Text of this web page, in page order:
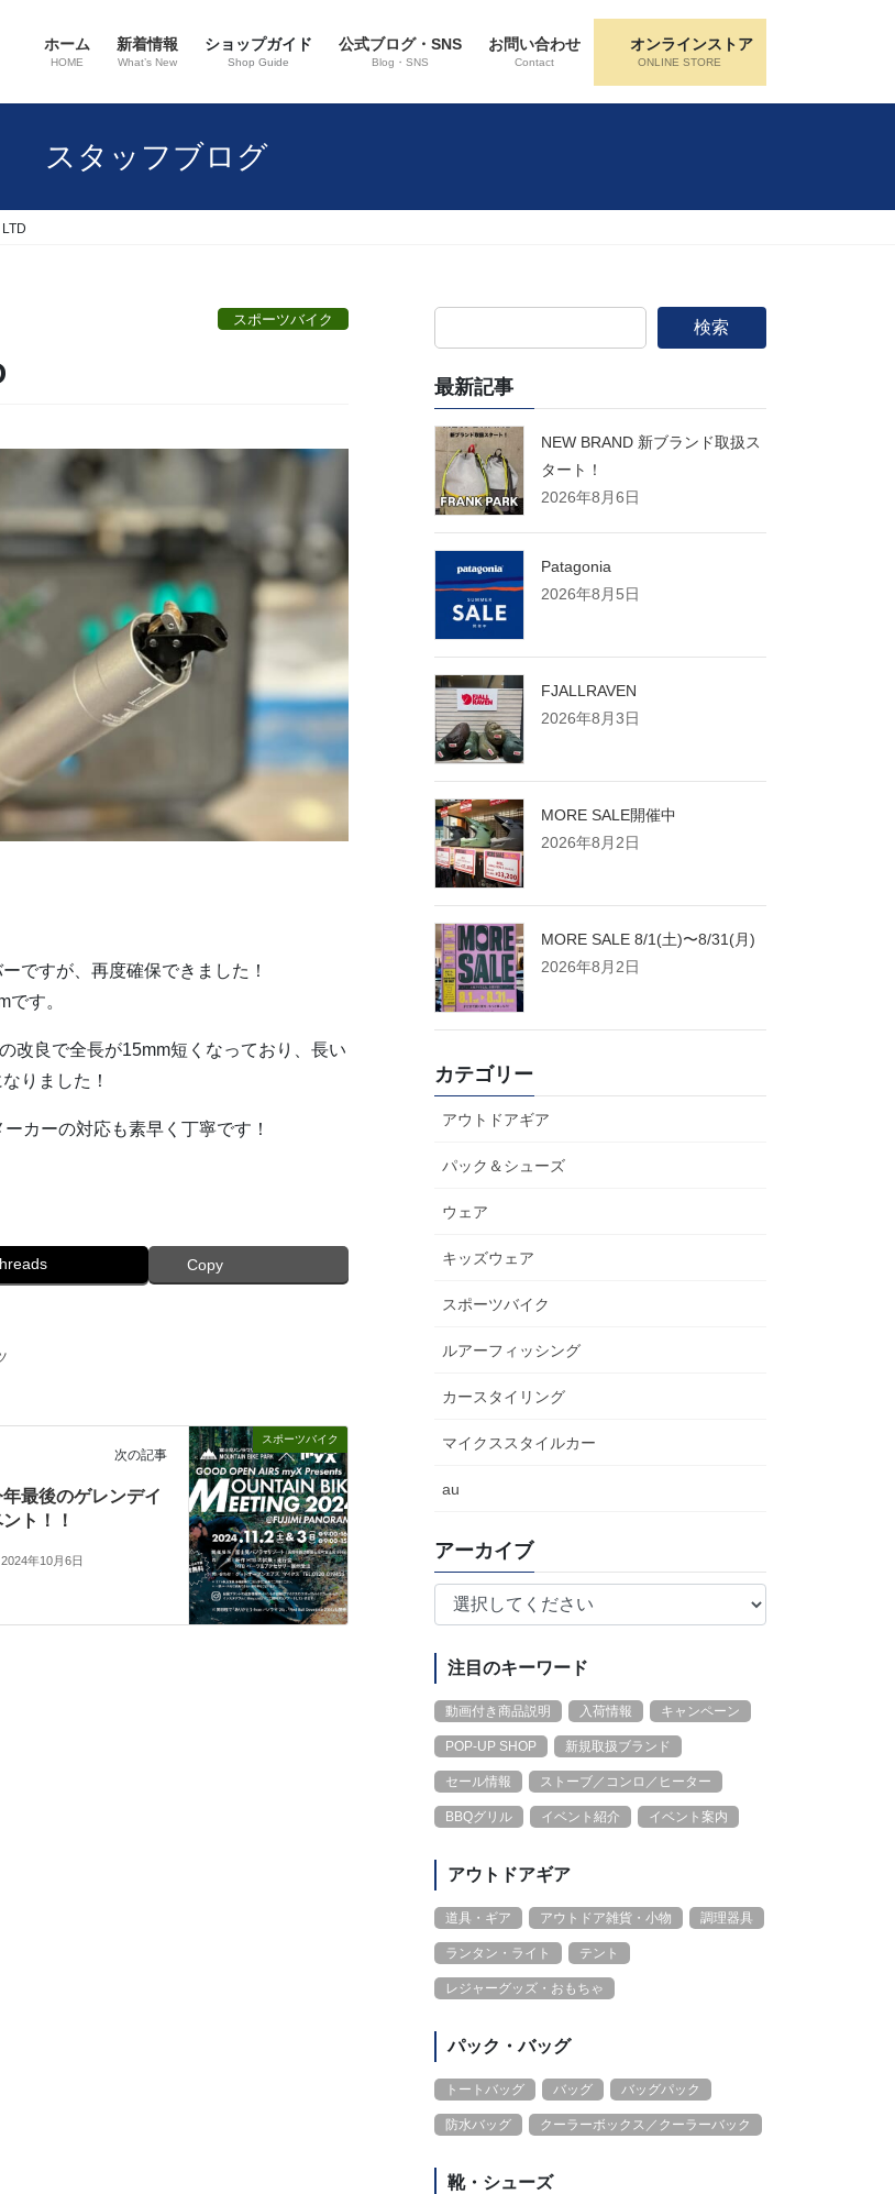
ホーム
HOME
新着情報
What’s New
ショップガイド
Shop Guide
公式ブログ・SNS
Blog・SNS
お問い合わせ
Contact
オンラインストア
ONLINE STORE
スタッフブログ
スポーツバイク
ですが、再度確保できました！
す。
改良で全長が15mm短くなっており、長い
りました！
カーの対応も素早く丁寧です！
Copy
スポーツバイク
次の記事
年最後のゲレンデイ
ト！！
2024年10月6日
検索
最新記事
NEW BRAND 新ブランド取扱ス
タート！
2026年8月6日
Patagonia
2026年8月5日
FJALLRAVEN
2026年8月3日
MORE SALE開催中
2026年8月2日
MORE SALE 8/1(土)〜8/31(月)
2026年8月2日
カテゴリー
アウトドアギア
パック＆シューズ
ウェア
キッズウェア
スポーツバイク
ルアーフィッシング
カースタイリング
マイクススタイルカー
au
アーカイブ
注目のキーワード
動画付き商品説明 入荷情報 キャンペーン
POP-UP SHOP 新規取扱ブランド
セール情報 ストーブ／コンロ／ヒーター
BBQグリル イベント紹介 イベント案内
アウトドアギア
道具・ギア アウトドア雑貨・小物 調理器具
ランタン・ライト テント
レジャーグッズ・おもちゃ
パック・バッグ
トートバッグ バッグ バッグパック
防水バッグ クーラーボックス／クーラーバック
靴・シューズ